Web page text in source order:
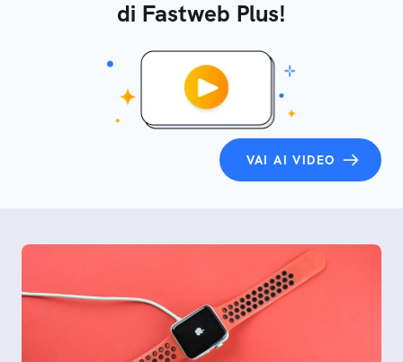
di Fastweb Plus!
VAI AI VIDEO